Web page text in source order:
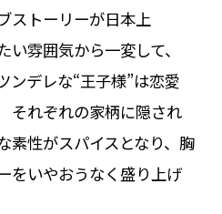
ストーリーが日本上
雰囲気から一変して、
ンデレな“王子様”は恋愛
それぞれの家柄に隠され
素性がスパイスとなり、胸
をいやおうなく盛り上げ